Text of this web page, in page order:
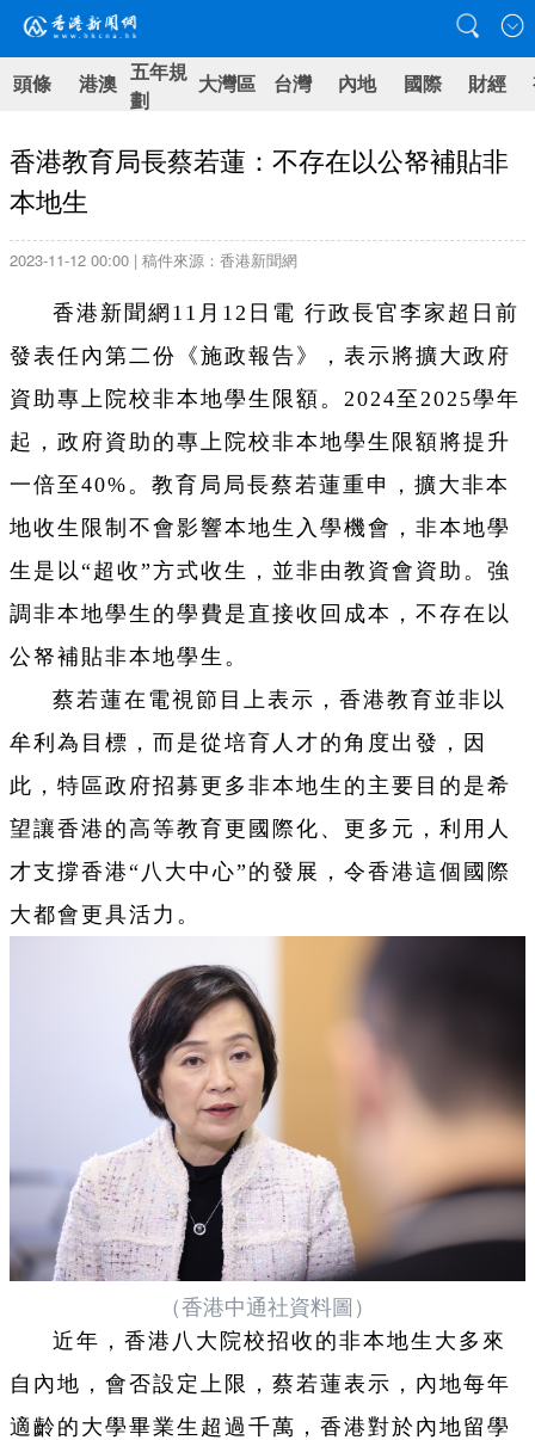
頭條 港澳 五年規
劃
大灣區 台灣 內地 國際 財經
香港教育局長蔡若蓮：不存在以公帑補貼非
本地生
2023-11-12 00:00 | 稿件來源：香港新聞網
香港新聞網11月12日電 行政長官李家超日前
發表任內第二份《施政報告》，表示將擴大政府
資助專上院校非本地學生限額。2024至2025學年
起，政府資助的專上院校非本地學生限額將提升
一倍至40%。教育局局長蔡若蓮重申，擴大非本
地收生限制不會影響本地生入學機會，非本地學
生是以“超收”方式收生，並非由教資會資助。強
調非本地學生的學費是直接收回成本，不存在以
公帑補貼非本地學生。
蔡若蓮在電視節目上表示，香港教育並非以
牟利為目標，而是從培育人才的角度出發，因
此，特區政府招募更多非本地生的主要目的是希
望讓香港的高等教育更國際化、更多元，利用人
才支撐香港“八大中心”的發展，令香港這個國際
大都會更具活力。
（香港中通社資料圖）
近年，香港八大院校招收的非本地生大多來
自內地，會否設定上限，蔡若蓮表示，內地每年
適齡的大學畢業生超過千萬，香港對於內地留學